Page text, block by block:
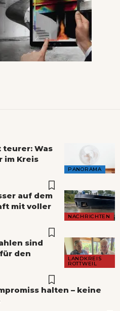
PANORAMA
Was
im Kreis
NACHRICHTEN
auf dem
mit voller
LANDKREIS
ROTTWEIL
sind
den
halten – keine